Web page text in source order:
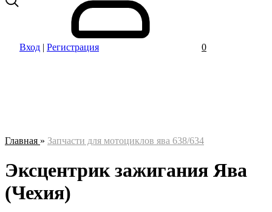
Вход | Регистрация 0
Главная » Запчасти для мотоциклов ява 638/634
Эксцентрик зажигания Ява
(Чехия)